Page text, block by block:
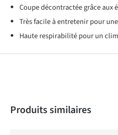
Coupe décontractée grâce aux
Très facile à entretenir pour
Haute respirabilité pour un
Produktgalerie überspringen
Produits similaires